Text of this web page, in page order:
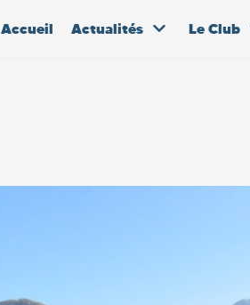
Accueil Actualités Le Club